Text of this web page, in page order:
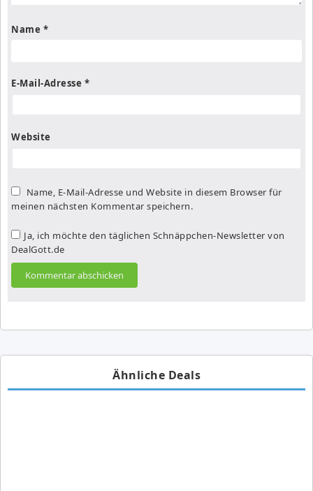
Name *
E-Mail-Adresse *
Website
Name, E-Mail-Adresse und Website in diesem Browser für
meinen nächsten Kommentar speichern.
Ja, ich möchte den täglichen Schnäppchen-Newsletter von
DealGott.de
Ähnliche Deals